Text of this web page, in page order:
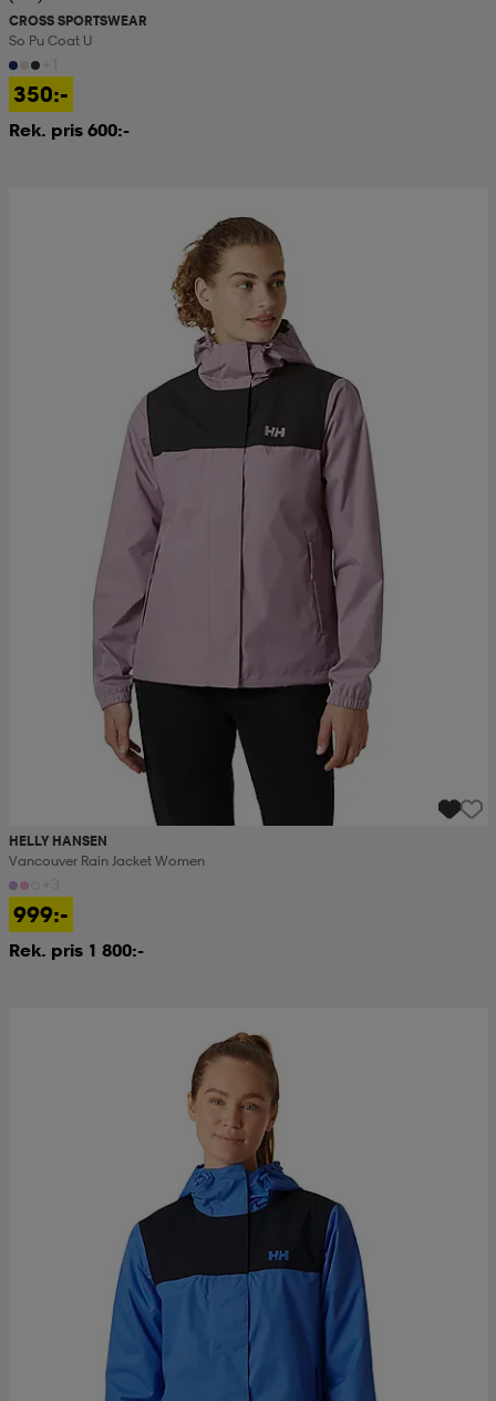
CROSS SPORTSWEAR
So Pu Coat U
350:-
Rek. pris 600:-
HELLY HANSEN
Vancouver Rain Jacket Women
999:-
Rek. pris 1 800:-